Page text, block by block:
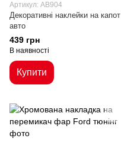
Артикул: AB904
Декоративні наклейки на капот
авто
439 грн
В наявності
Купити